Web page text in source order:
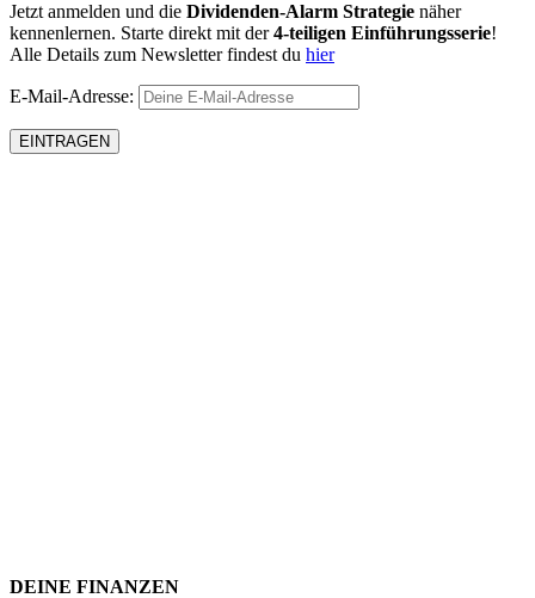
Jetzt anmelden und die Dividenden-Alarm Strategie näher
kennenlernen. Starte direkt mit der4-teiligen Einführungsserie!
Alle Details zum Newsletter findest du hier
E-Mail-Adresse:
DEINE FINANZEN